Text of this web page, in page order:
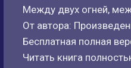
Между двух огней,
От автора:
Бесплатная полная
Читать книга